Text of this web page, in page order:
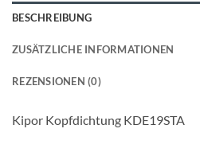
BESCHREIBUNG
ZUSÄTZLICHE INFORMATIONEN
REZENSIONEN (0)
Kipor Kopfdichtung KDE19STA